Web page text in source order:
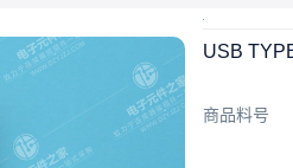
USB
商品料号